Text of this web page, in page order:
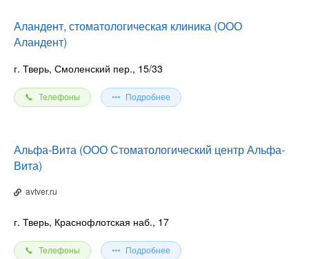
Аландент, стоматологическая клиника (ООО
Аландент)
г. Тверь, Смоленский пер., 15/33
Телефоны Подробнее
Альфа-Вита (ООО Стоматологический центр Альфа-
Вита)
avtver.ru
г. Тверь, Краснофлотская наб., 17
Телефоны Подробнее